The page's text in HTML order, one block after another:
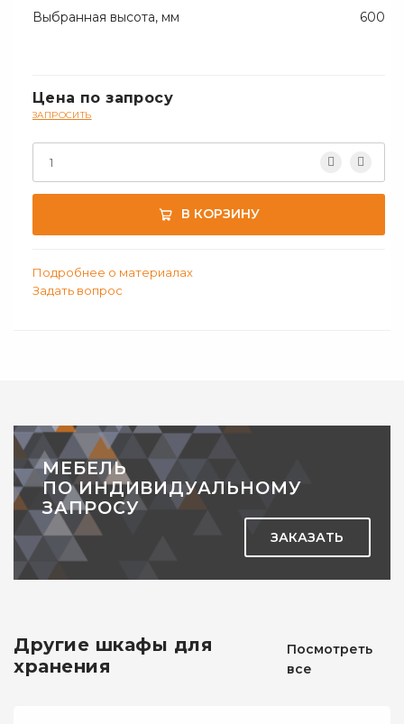
Выбранная высота, мм 600
Цена по запросу
ЗАПРОСИТЬ
В КОРЗИНУ
Подробнее о материалах
Задать вопрос
МЕБЕЛЬ
ПО ИНДИВИДУАЛЬНОМУ
ЗАПРОСУ
ЗАКАЗАТЬ
Другие шкафы для
хранения
Посмотреть
все